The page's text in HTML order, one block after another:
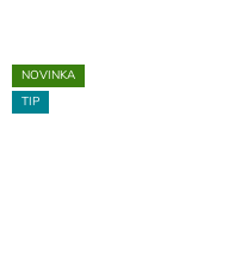
NOVINKA
TIP